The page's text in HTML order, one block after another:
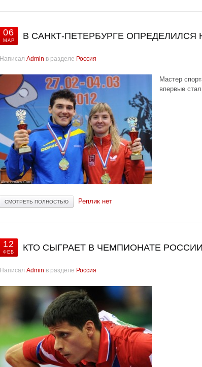
06
МАР В САНКТ-ПЕТЕРБУРГЕ
Написал Admin в разделе Россия
Мастер
впервые
СМОТРЕТЬ ПОЛНОСТЬЮ Реплик нет
12
ФЕВ КТО СЫГРАЕТ В ЧЕМПИОНАТЕ РОССИИ
Написал Admin в разделе Россия